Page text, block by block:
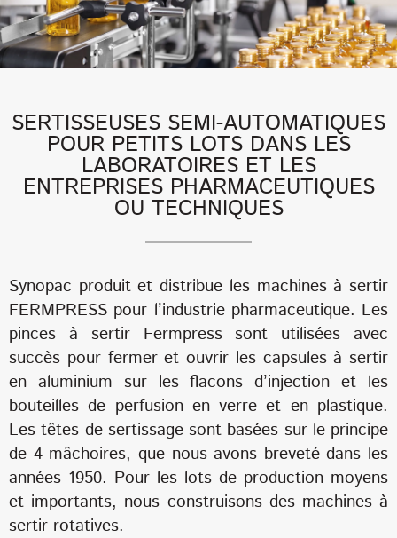
SERTISSEUSES SEMI-AUTOMATIQUES
POUR PETITS LOTS DANS LES
LABORATOIRES ET LES
ENTREPRISES PHARMACEUTIQUES
OU TECHNIQUES
Synopac produit et distribue les machines à sertir
FERMPRESS pour l’industrie pharmaceutique. Les
pinces à sertir Fermpress sont utilisées avec
succès pour fermer et ouvrir les capsules à sertir
en aluminium sur les flacons d’injection et les
bouteilles de perfusion en verre et en plastique.
Les têtes de sertissage sont basées sur le principe
de 4 mâchoires, que nous avons breveté dans les
années 1950. Pour les lots de production moyens
et importants, nous construisons des machines à
sertir rotatives.